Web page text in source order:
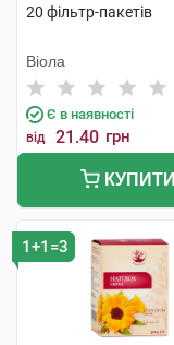
20 фільтр-пакетів
Віола
Є в наявності
від 21.40 грн
КУПИТИ
1+1=3